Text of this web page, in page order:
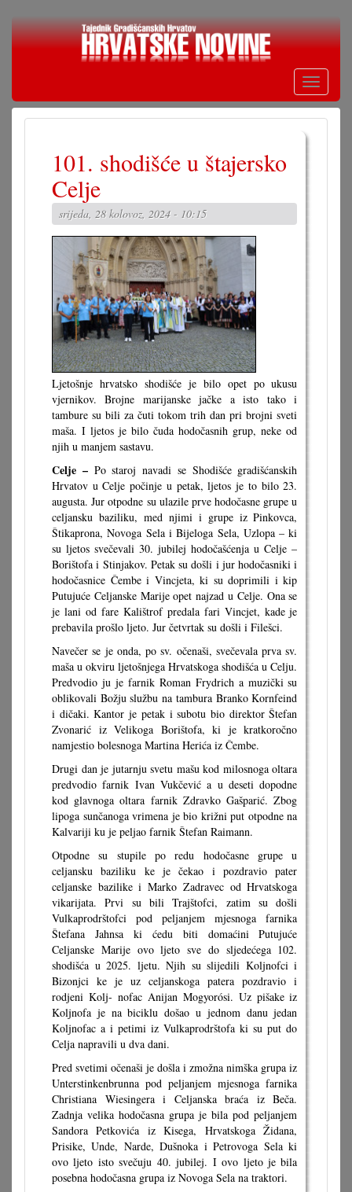
Skoči
Toggle
101. shodišće u štajersko
Celje
srijeda, 28 kolovoz, 2024 - 10:15
Ljetošnje hrvatsko shodišće je bilo opet po ukusu
vjernikov. Brojne marijanske jačke a isto tako i
tambure su bili za čuti tokom trih dan pri brojni sveti
maša. I ljetos je bilo čuda hodočasnih grup, neke od
njih u manjem sastavu.
Celje –Po staroj navadi se Shodišće gradišćanskih
Hrvatov u Celje počinje u petak, ljetos je to bilo 23.
augusta. Jur otpodne su ulazile prve hodočasne grupe u
celjansku baziliku, med njimi i grupe iz Pinkovca,
Štikaprona, Novoga Sela i Bijeloga Sela, Uzlopa – ki
su ljetos svečevali 30. jubilej hodočašćenja u Celje –
Borištofa i Stinjakov. Petak su došli i jur hodočasniki i
hodočasnice Čembe i Vincjeta, ki su doprimili i kip
Putujuće Celjanske Marije opet najzad u Celje. Ona se
je lani od fare Kalištrof predala fari Vincjet, kade je
prebavila prošlo ljeto. Jur četvrtak su došli i Filešci.
Navečer se je onda, po sv. očenaši, svečevala prva sv.
maša u okviru ljetošnjega Hrvatskoga shodišća u Celju.
Predvodio ju je farnik Roman Frydrich a muzički su
oblikovali Božju službu na tambura Branko Kornfeind
i dičaki. Kantor je petak i subotu bio direktor Štefan
Zvonarić iz Velikoga Borištofa, ki je kratkoročno
namjestio bolesnoga Martina Herića iz Čembe.
Drugi dan je jutarnju svetu mašu kod milosnoga oltara
predvodio farnik Ivan Vukčević a u deseti dopodne
kod glavnoga oltara farnik Zdravko Gašparić. Zbog
lipoga sunčanoga vrimena je bio križni put otpodne na
Kalvariji ku je peljao farnik Štefan Raimann.
Otpodne su stupile po redu hodočasne grupe u
celjansku baziliku ke je čekao i pozdravio pater
celjanske bazilike i Marko Zadravec od Hrvatskoga
vikarijata. Prvi su bili Trajštofci, zatim su došli
Vulkaprodrštofci pod peljanjem mjesnoga farnika
Štefana Jahnsa ki ćedu biti domaćini Putujuće
Celjanske Marije ovo ljeto sve do sljedećega 102.
shodišća u 2025. ljetu. Njih su slijedili Koljnofci i
Bizonjci ke je uz celjanskoga patera pozdravio i
rodjeni Kolj- nofac Anijan Mogyorósi. Uz pišake iz
Koljnofa je na biciklu došao u jednom danu jedan
Koljnofac a i petimi iz Vulkaprodrštofa ki su put do
Celja napravili u dva dani.
Pred svetimi očenaši je došla i zmožna nimška grupa iz
Unterstinkenbrunna pod peljanjem mjesnoga farnika
Christiana Wiesingera i Celjanska braća iz Beča.
Zadnja velika hodočasna grupa je bila pod peljanjem
Sandora Petkovića iz Kisega, Hrvatskoga Židana,
Prisike, Unde, Narde, Dušnoka i Petrovoga Sela ki
ovo ljeto isto svečuju 40. jubilej. I ovo ljeto je bila
posebna hodočasna grupa iz Novoga Sela na traktori.